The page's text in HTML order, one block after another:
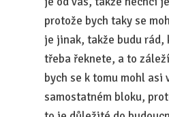
protože bych taky se
je jinak, takže budu rád,
třeba řeknete, a to
bych se k tomu mohl
samostatném bloku,